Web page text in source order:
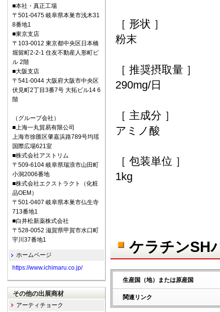
［ 形状 ］
粉末
［ 推奨摂取量 ］
290mg/日
［ 主成分 ］
アミノ酸
［ 包装単位 ］
1kg
ケラチンSH
生産国（地）または原産国
関連リンク
■本社・真正工場
〒501-0475 岐阜県本巣市浅木31
8番地1
■東京支店
〒103-0012 東京都中央区日本橋
堀留町2-2-1 住友不動産人形町ビ
ル 2階
■大阪支店
〒541-0044 大阪府大阪市中央区
伏見町2丁目3番7号 大拓ビル14 6
階
（グループ会社）
■上海一丸貿易有限公司
上海市徐匯区肇嘉浜路789号均瑶
国際広場621室
■株式会社アストリム
〒509-6104 岐阜県瑞浪市山田町
小洞2006番地
■株式会社エクストラクト（化粧
品OEM）
〒501-0407 岐阜県本巣市仏生寺
713番地1
■白井松新薬株式会社
〒528-0052 滋賀県甲賀市水口町
宇川37番地1
ホームページ
https://www.ichimaru.co.jp/
その他の出展商材
アーティチョーク